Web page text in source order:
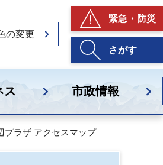
の変更
緊急・防災
さがす
ス 市政情報
プラザ アクセスマップ